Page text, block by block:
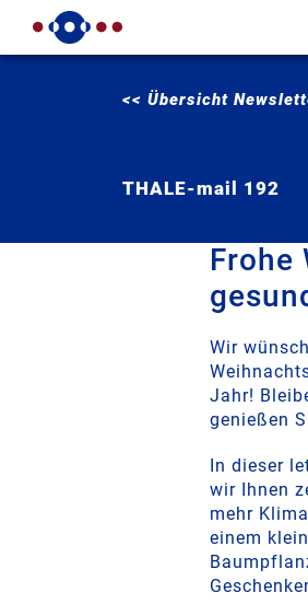
<< Übersicht
THALE-mail 192
Frohe
Wir
Jahr!
genießen
In dieser
wir Ihnen
mehr
einem